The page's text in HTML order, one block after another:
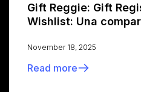
Gift Reggie: Gift
Wishlist: Una
November 18, 2025
Read more